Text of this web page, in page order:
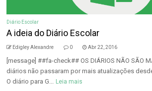
Diário Escolar
A ideia do Diário Escolar
Edigley Alexandre 0 Abr 22, 2016
[message] ##fa-check## OS DIÁRIOS NÃO SÃO
diários não passaram por mais atualizações
O diário para G... Leia mais